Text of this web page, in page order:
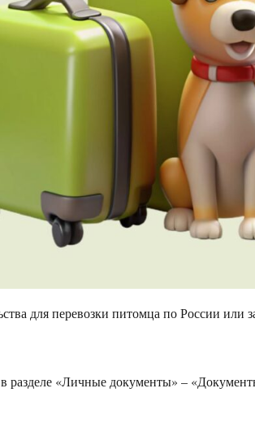
для перевозки питомца по России или
разделе «Личные документы» –